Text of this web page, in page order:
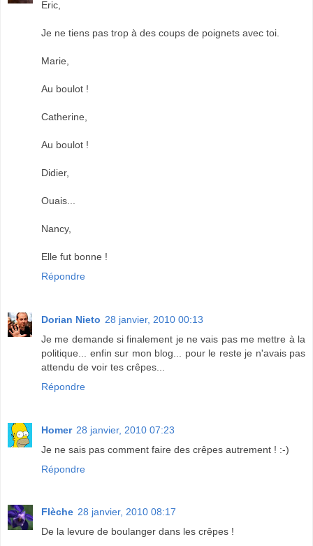
Eric,
Je ne tiens pas trop à des coups de poignets avec toi.
Marie,
Au boulot !
Catherine,
Au boulot !
Didier,
Ouais...
Nancy,
Elle fut bonne !
Répondre
Dorian Nieto 28 janvier, 2010 00:13
Je me demande si finalement je ne vais pas me mettre à la
politique... enfin sur mon blog... pour le reste je n'avais pas
attendu de voir tes crêpes...
Répondre
Homer 28 janvier, 2010 07:23
Je ne sais pas comment faire des crêpes autrement ! :-)
Répondre
Flèche 28 janvier, 2010 08:17
De la levure de boulanger dans les crêpes !